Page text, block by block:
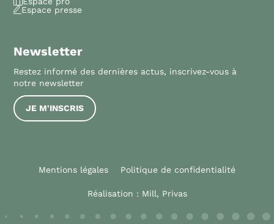
Espace presse
Newsletter
Restez informé des dernières actus, inscrivez-vous à
notre newsletter
JE M'INSCRIS
Mentions légales Politique de confidentialité
Réalisation : Mill, Privas